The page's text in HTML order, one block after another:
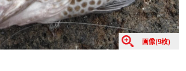
画像(9枚)